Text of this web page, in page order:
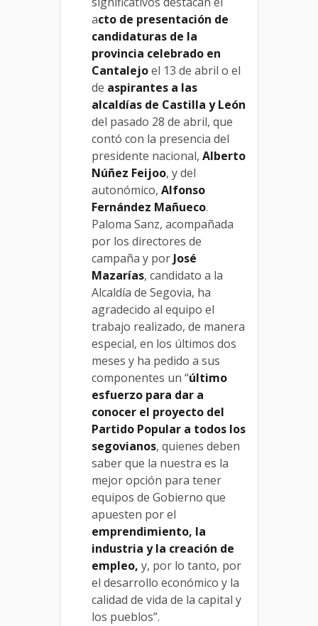
acto de presentación de
candidaturas de la
provincia celebrado en
Cantalejoel 13 de abril o el
de aspirantes a las
alcaldías de Castilla y León
del pasado 28 de abril, que
contó con la presencia del
presidente nacional, Alberto
Núñez Feijoo, y del
autonómico, Alfonso
Fernández Mañueco.
Paloma Sanz, acompañada
por los directores de
campaña y porJosé
Mazarías, candidato a la
Alcaldía de Segovia, ha
agradecido al equipo el
trabajo realizado, de manera
especial, en los últimos dos
meses y ha pedido a sus
componentes un “último
esfuerzo para dar a
conocer el proyecto del
Partido Popular a todos los
segovianos, quienes deben
saber que la nuestra es la
mejor opción para tener
equipos de Gobierno que
apuesten por el
emprendimiento, la
industria y la creación de
empleo, y, por lo tanto, por
el desarrollo económico y la
calidad de vida de la capital y
los pueblos”.